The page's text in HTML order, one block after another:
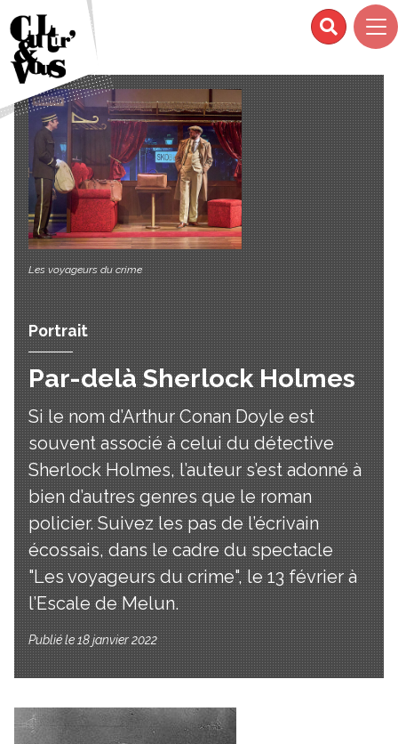
Les voyageurs du crime
Portrait
Par-delà Sherlock Holmes
Si le nom d’Arthur Conan Doyle est
souvent associé à celui du détective
Sherlock Holmes, l’auteur s’est adonné à
bien d’autres genres que le roman
policier. Suivez les pas de l’écrivain
écossais, dans le cadre du spectacle
"Les voyageurs du crime", le 13 février à
l’Escale de Melun.
Publié le 18 janvier 2022